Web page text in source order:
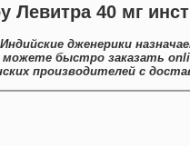
Левитра 40 мг
дженерики
быстро заказать
производителей с